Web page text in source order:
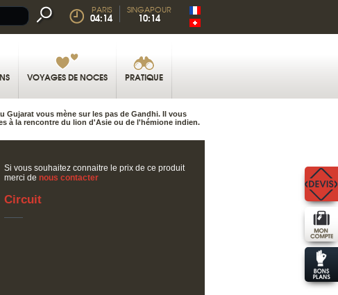
PARIS
04:14
SINGAPOUR
10:14
VOYAGES DE NOCES PRATIQUE
Gujarat vous mène sur les pas de Gandhi. Il vous
à la rencontre du lion d'Asie ou de l'hémione indien.
Si vous souhaitez connaitre le prix de ce produit
merci de nous contacter
Circuit